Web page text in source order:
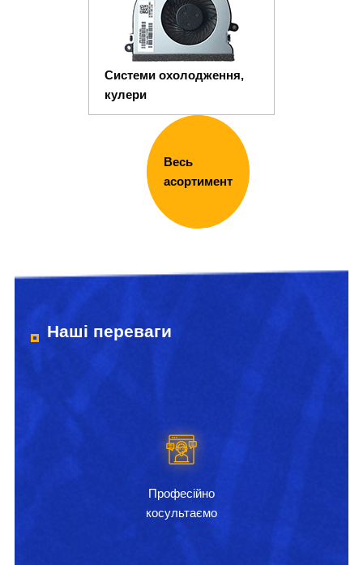
Системи охолодження,
кулери
Весь
асортимент
Наші переваги
Професійно
косультаємо